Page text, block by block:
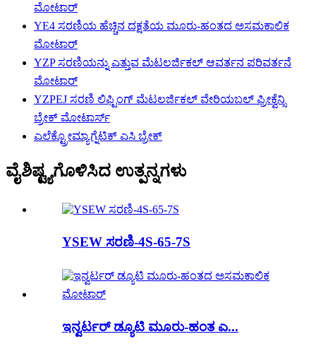
ಮೋಟಾರ್
YE4 ಸರಣಿಯ ಹೆಚ್ಚಿನ ದಕ್ಷತೆಯ ಮೂರು-ಹಂತದ ಅಸಮಕಾಲಿಕ
ಮೋಟಾರ್
YZP ಸರಣಿಯನ್ನು ಎತ್ತುವ ಮೆಟಲರ್ಜಿಕಲ್ ಆವರ್ತನ ಪರಿವರ್ತನೆ
ಮೋಟಾರ್
YZPEJ ಸರಣಿ ಲಿಫ್ಟಿಂಗ್ ಮೆಟಲರ್ಜಿಕಲ್ ವೇರಿಯಬಲ್ ಫ್ರೀಕ್ವೆನ್ಸಿ
ಬ್ರೇಕ್ ಮೋಟಾರ್ಸ್
ಎಲೆಕ್ಟ್ರೋಮ್ಯಾಗ್ನೆಟಿಕ್ ಎಸಿ ಬ್ರೇಕ್
ವೈಶಿಷ್ಟ್ಯಗೊಳಿಸಿದ ಉತ್ಪನ್ನಗಳು
YSEW ಸರಣಿ-4S-65-7S
ಇನ್ವರ್ಟರ್ ಡ್ಯೂಟಿ ಮೂರು-ಹಂತ ಎ...